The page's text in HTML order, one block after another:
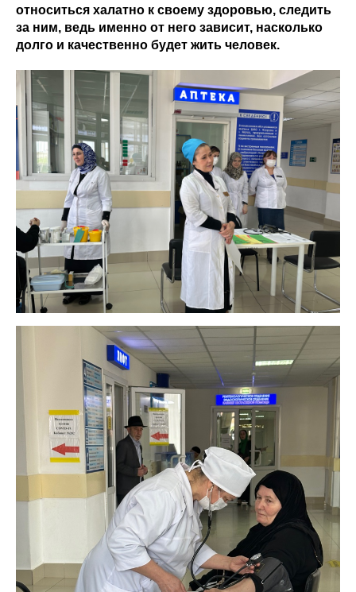
относиться халатно к своему здоровью, следить
за ним, ведь именно от него зависит, насколько
долго и качественно будет жить человек.